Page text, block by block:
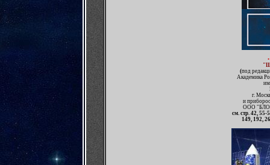
•
(под
Академика
г.
и
ООО
см. стр. 42, 55-
149, 192,